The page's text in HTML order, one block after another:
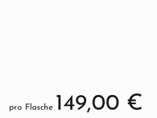
pro Flasche 149,00 €